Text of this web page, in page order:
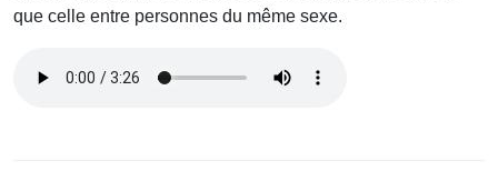
que celle entre personnes du même sexe.